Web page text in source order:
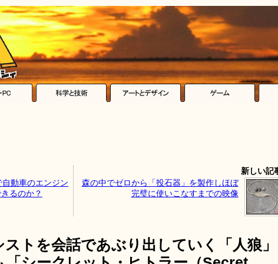
動車のエンジン
るのか？
新しい記
森の中でゼロから「投石器」を製作しほぼ
完璧に使いこなすまでの映像
トを会話であぶり出していく「人狼」